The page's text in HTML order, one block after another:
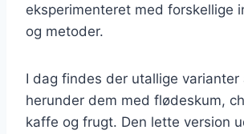
eksperimenteret med forskellige
og metoder.
I dag findes der utallige varianter
herunder dem med flødeskum,
kaffe og frugt. Den lette version